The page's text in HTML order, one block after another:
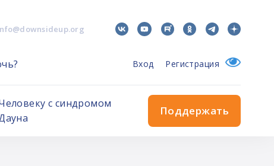
Вход Регистрация
с синдромом
Поддержать